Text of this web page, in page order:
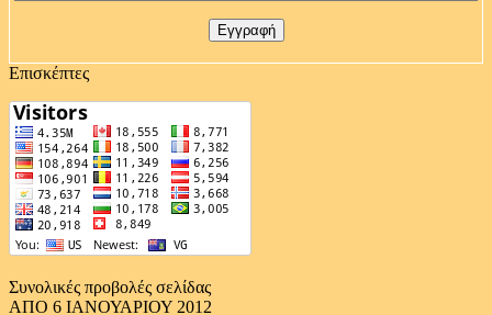
Επισκέπτες
Συνολικές προβολές σελίδας
ΑΠΟ 6 ΙΑΝΟΥΑΡΙΟΥ 2012